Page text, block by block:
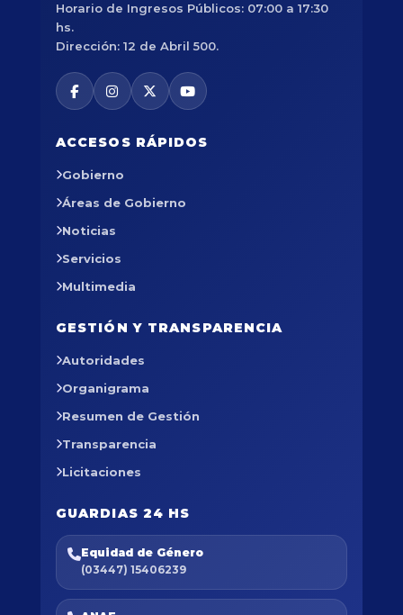
Horario de Ingresos Públicos: 07:00 a 17:30
hs.
Dirección: 12 de Abril 500.
ACCESOS RÁPIDOS
Gobierno
Áreas de Gobierno
Noticias
Servicios
Multimedia
GESTIÓN Y TRANSPARENCIA
Autoridades
Organigrama
Resumen de Gestión
Transparencia
Licitaciones
GUARDIAS 24 HS
Equidad de Género
(03447) 15406239